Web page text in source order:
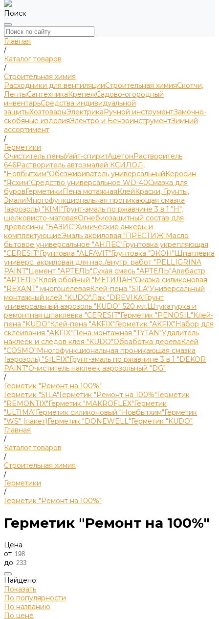
Поиск
Главная
/
Каталог товаров
/
Строительная химия
Расходники для вентиляцииСтроительная химияСкотчи,
ЛентыСантехникаКрепежСадово-огородный
инвентарьСредства индивидуальной
защитыХозтоварыЭлектрикаРучной инструментЗамочно-
скобяные изделияЭлектро и БензоинструментЗимний
ассортимент
/
Герметики
Очиститель пеныУайт-спиритАцетонРастворитель
646Растворитель автоэмалей КСИЛОЛ,
"Новбытхим"Обезжириватель универсальныйКеросин
"Ясхим"Средство универсальное WD-40Смазка для
буровГерметикиПена мотажнаяКлейКраски, Грунты,
ЭмалиМногофункциональная проникающая смазка
(аэрозоль) "KIMI"Грунт-эмаль по ржавчине 3 в 1 "H",
шелковисто-матоваяОгнебиозащитный состав для
древесины "БАЗИС"Химические анкеры и
комплектующиеЭмаль акриловая "ПРЕСТИЖ"Масло
бытовое универсальное "АНЛЕС"Грунтовка укрепляющая
"CERESIT"Грунтовка "ALFAVIT"Грунтовка "ЭКОН"Шпатлевка
универс. акриловая для нар./внутр. работ "PELLIGRINA
PAINT"Цемент "АРТЕЛЬ"Сухая смесь "АРТЕЛЬ"Алебастр
"АРТЕЛЬ"Клей обойный "МЕТИЛАН"Смазка силиконовая
"REXANT" многоцелеваяКлей-пена "SILA"Универсальный
монтажный клей "KUDO"Лак "DREVIKA"Грунт
универсальный аэрозоль "KUDO" 520 мл.Штукатурка и
ремонтная шпаклевка "CERESIT"Герметик "PENOSIL"Клей-
пена "KUDO"Клей-пена "AKFIX"Герметик "AKFIX"Набор для
склеивания "AKFIX"Пена монтажная "TYTAN"Удалитель
наклеек и следов клея "KUDO"Обработка дереваКлей
"COSMO"Многофункциональная проникающая смазка
(аэрозоль) "SILFIX"Грунт-эмаль по ржавчине 3 в 1 "DEKOR
PAINT"Очиститель наклеек аэрозольный "DG"
/
Герметик "Ремонт на 100%"
Герметик "SILA"Герметик "Ремонт на 100%"Герметик
"REMONTIX"Герметик "MAKROFLEX"Герметик
"ULTIMA"Герметик силиконовый "Новбытхим"Герметик
"WS" (пакет)Герметик "DONEWELL"Герметик "KUDO"
Главная
/
Каталог товаров
/
Строительная химия
/
Герметики
/
Герметик "Ремонт на 100%"
Герметик "Ремонт на 100%"
Цена
от
до
Найдено:
Показать
По популярности
По названию
По цене